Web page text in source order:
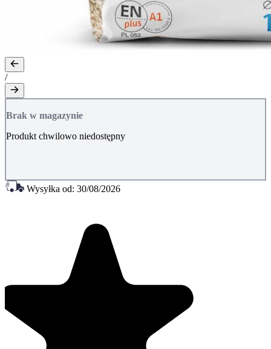
/
Brak w magazynie
Produkt chwilowo niedostępny
Wysyłka od: 30/08/2026